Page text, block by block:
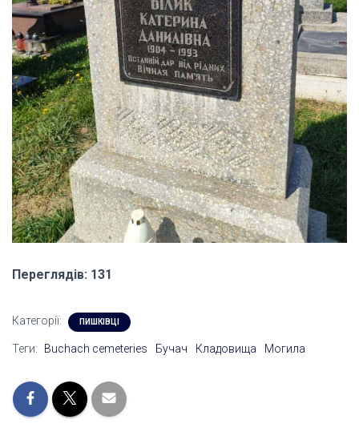
Переглядів: 131
Категорії: ПИШКІВЦІ
Теги: Buchach cemeteries Бучач Кладовища Могила